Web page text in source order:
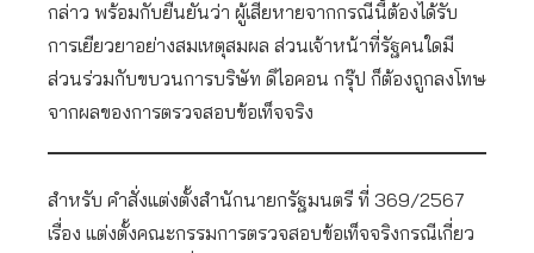
กล่าว พร้อมกับยืนยันว่า ผู้เสียหายจากกรณีนี้ต้องได้รับ
การเยียวยาอย่างสมเหตุสมผล ส่วนเจ้าหน้าที่รัฐคนใดมี
ส่วนร่วมกับขบวนการบริษัท ดิไอคอน กรุ๊ป ก็ต้องถูกลงโทษ
จากผลของการตรวจสอบข้อเท็จจริง
สำหรับ คำสั่งแต่งตั้งสำนักนายกรัฐมนตรี ที่ 369/2567
เรื่อง แต่งตั้งคณะกรรมการตรวจสอบข้อเท็จจริงกรณีเกี่ยว